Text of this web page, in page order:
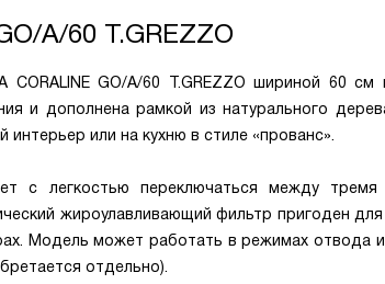
A/60 T.GREZZO
CORALINE GO/A/60 T.GREZZO шириной 60
и дополнена рамкой из натурального
или на кухню в стиле «прованс».
с легкостью переключаться между
жироулавливающий фильтр пригоден
Модель может работать в режимах отвода и
отдельно).